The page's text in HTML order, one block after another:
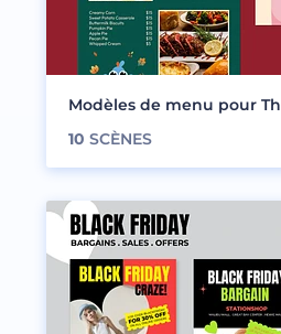
Modèles de menu pour
10 SCÈNES